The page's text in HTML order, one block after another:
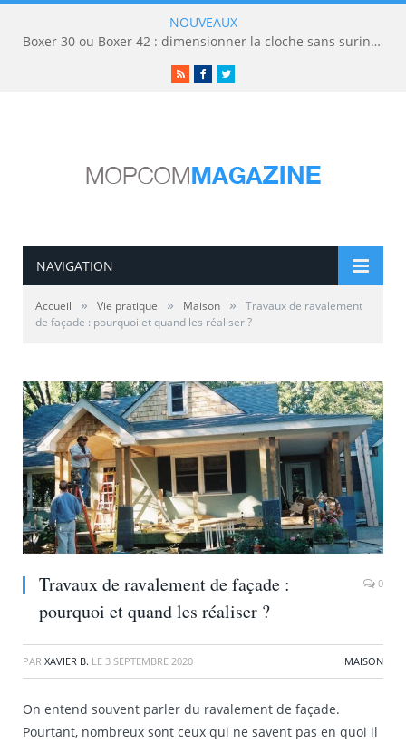
NOUVEAUX
Boxer 30 ou Boxer 42 : dimensionner la cloche sans surinvestir
RSSFacebookTwitter
NAVIGATION
Accueil » Vie pratique » Maison »
Travaux de ravalement
de façade : pourquoi et quand les réaliser ?
Travaux de ravalement de façade :
pourquoi et quand les réaliser ?
0
PAR XAVIER B. LE 3 SEPTEMBRE 2020 MAISON
On entend souvent parler du ravalement de façade.
Pourtant, nombreux sont ceux qui ne savent pas en quoi il